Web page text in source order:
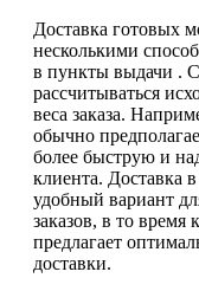
Доставка готовых
несколькими
в пункты выдачи .
рассчитываться
веса заказа.
обычно
более быструю и
клиента. Доставка
удобный вариант
заказов, в то время
предлагает
доставки.